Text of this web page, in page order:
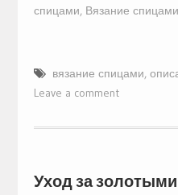
спицами, Вязание спицами
вязание спицами,
Leave a comment
Уход за